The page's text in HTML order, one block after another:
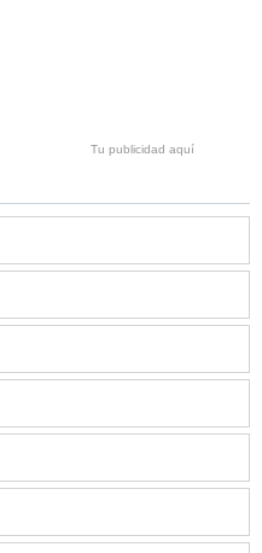
Tu publicidad aquí